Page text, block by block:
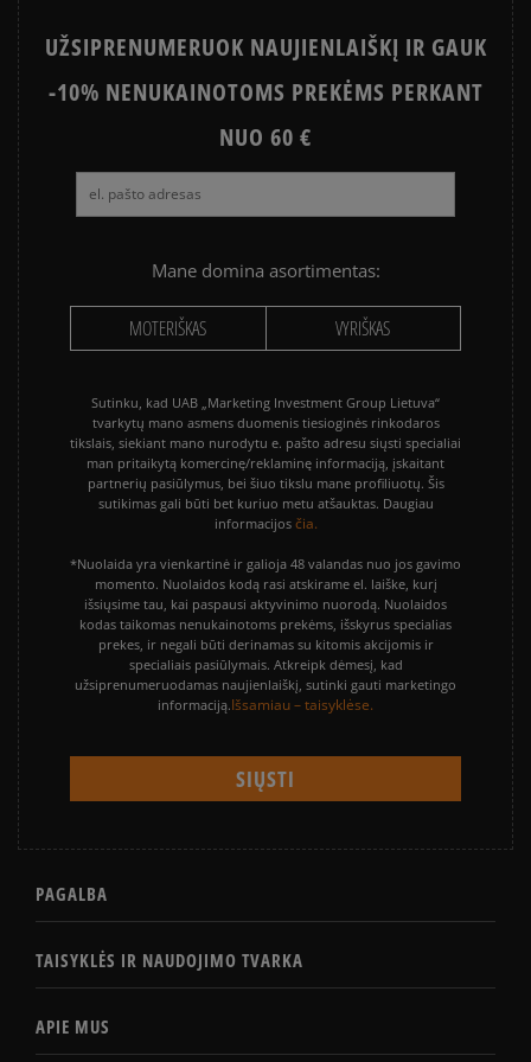
UŽSIPRENUMERUOK NAUJIENLAIŠKĮ IR GAUK
-10% NENUKAINOTOMS PREKĖMS PERKANT
NUO 60 €
Mane domina asortimentas:
MOTERIŠKAS VYRIŠKAS
Sutinku, kad UAB „Marketing Investment Group Lietuva“
tvarkytų mano asmens duomenis tiesioginės rinkodaros
tikslais, siekiant mano nurodytu e. pašto adresu siųsti specialiai
man pritaikytą komercinę/reklaminę informaciją, įskaitant
partnerių pasiūlymus, bei šiuo tikslu mane profiliuotų. Šis
sutikimas gali būti bet kuriuo metu atšauktas. Daugiau
informacijos čia.
*Nuolaida yra vienkartinė ir galioja 48 valandas nuo jos gavimo
momento. Nuolaidos kodą rasi atskirame el. laiške, kurį
išsiųsime tau, kai paspausi aktyvinimo nuorodą. Nuolaidos
kodas taikomas nenukainotoms prekėms, išskyrus specialias
prekes, ir negali būti derinamas su kitomis akcijomis ir
specialiais pasiūlymais. Atkreipk dėmesį, kad
užsiprenumeruodamas naujienlaiškį, sutinki gauti marketingo
informaciją.Išsamiau – taisyklėse.
PAGALBA
TAISYKLĖS IR NAUDOJIMO TVARKA
APIE MUS